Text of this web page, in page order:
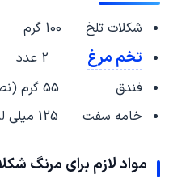
شکلات تلخ 100 گرم
تخم مرغ
فندق 55 گرم (نصف پیمانه)
خامه سفت 125 میلی لیتر (نصف پیمانه)
مواد لازم برای مرنگ